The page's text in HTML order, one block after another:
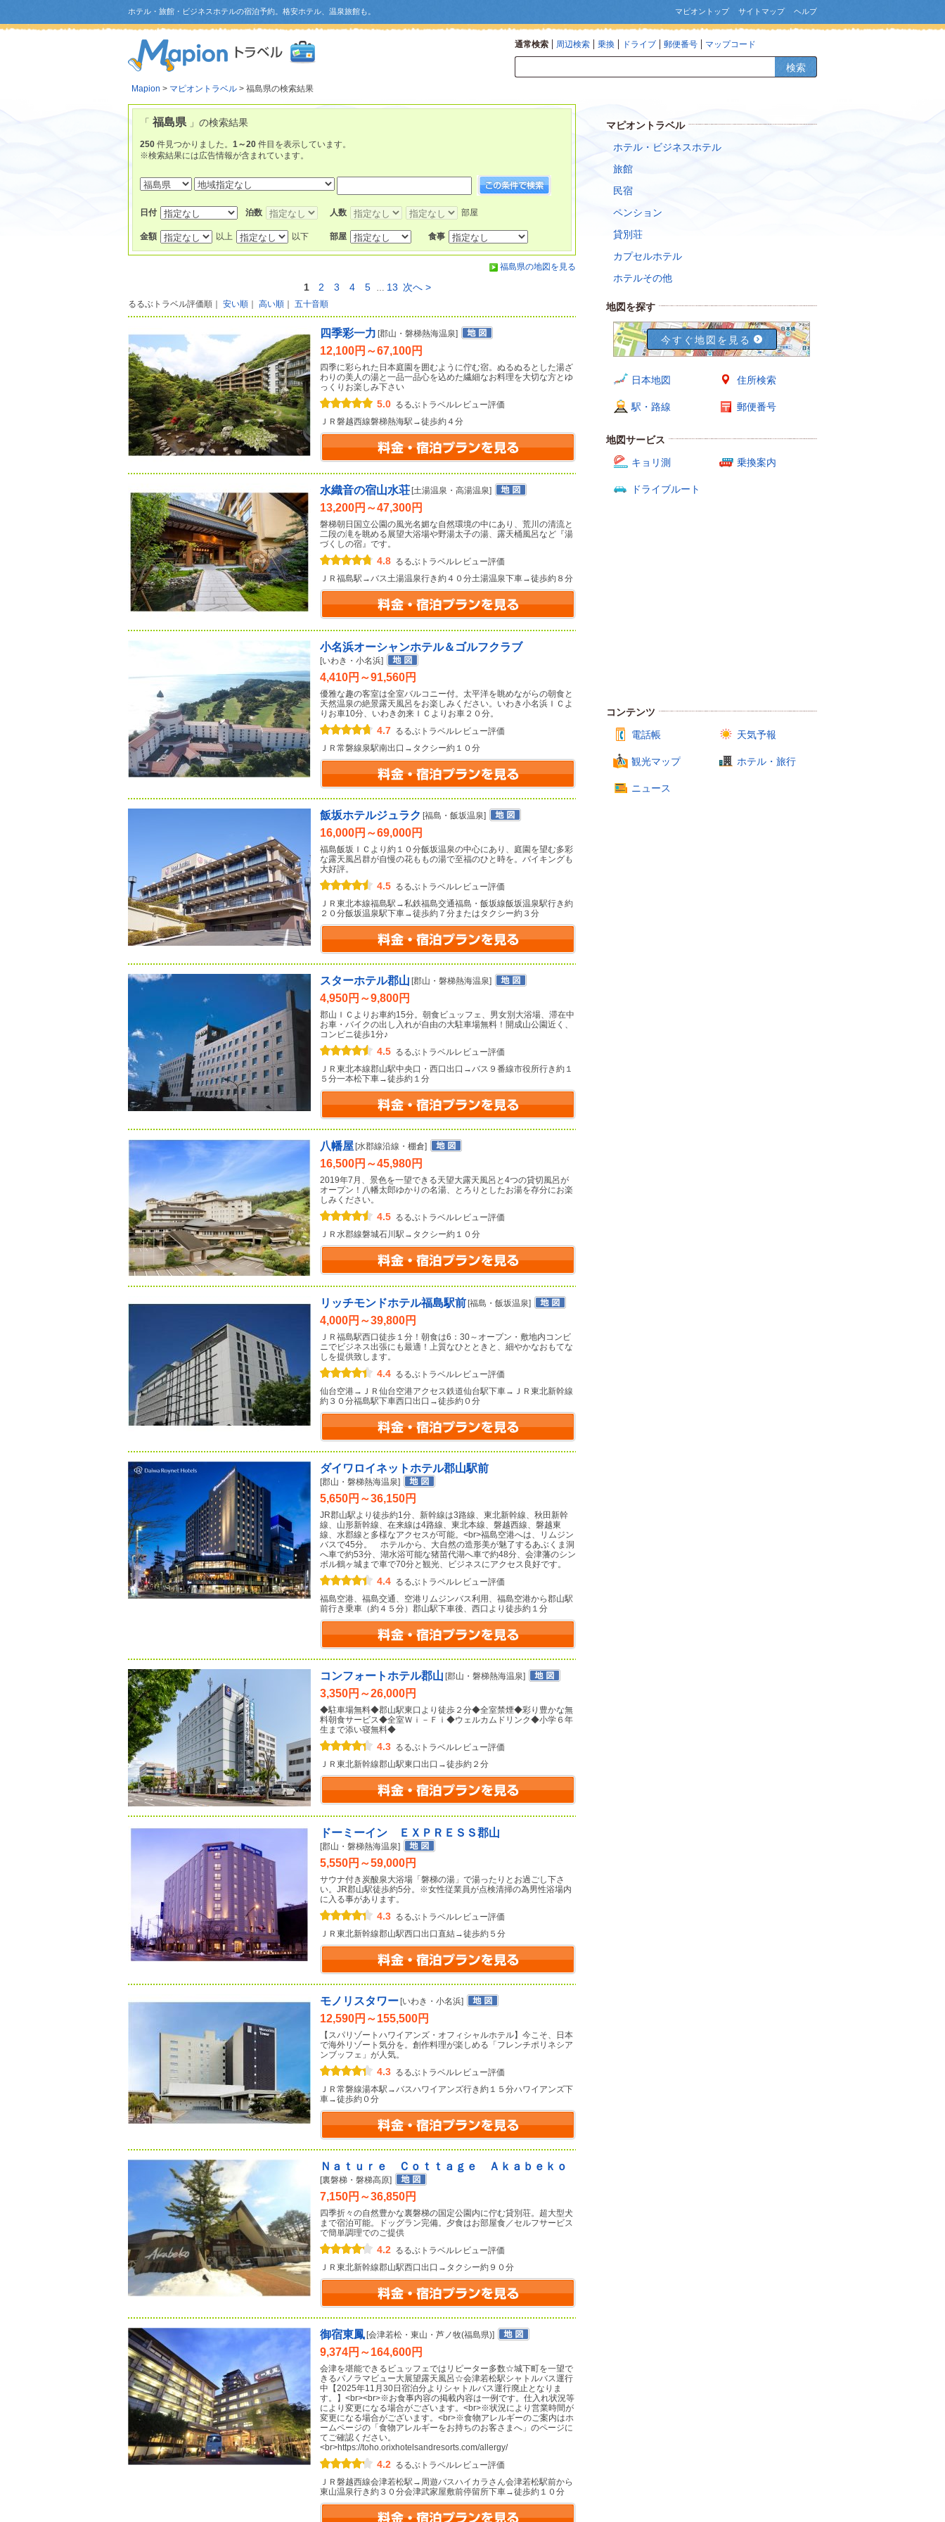
マピオントップ サイトマップ ヘルプ
ホテル・旅館・ビジネスホテルの宿泊予約。格安ホテル、温泉旅館も。
通常検索 周辺検索 乗換 ドライブ 郵便番号 マップコード
検索
Mapion > マピオントラベル > 福島県の検索結果
「 福島県 」の検索結果
250 件見つかりました。 1～20 件目を表示しています。
※検索結果には広告情報が含まれています。
日付 泊数 人数 部屋
金額 以上 以下 部屋 食事
福島県の地図を見る
1 2 3 4 5 … 13 次へ >
るるぶトラベル評価順 安い順 高い順 五十音順
四季彩一力 [郡山・磐梯熱海温泉]
12,100円～67,100円
四季に彩られた日本庭園を囲むように佇む宿。ぬるぬるとした湯ざ
わりの美人の湯と一品一品心を込めた繊細なお料理を大切な方とゆ
っくりお楽しみ下さい
5.0 るるぶトラベルレビュー評価
ＪＲ磐越西線磐梯熱海駅→徒歩約４分
水織音の宿山水荘 [土湯温泉・高湯温泉]
13,200円～47,300円
磐梯朝日国立公園の風光名媚な自然環境の中にあり、荒川の清流と
二段の滝を眺める展望大浴場や野湯太子の湯、露天桶風呂など『湯
づくしの宿』です。
4.8 るるぶトラベルレビュー評価
ＪＲ福島駅→バス土湯温泉行き約４０分土湯温泉下車→徒歩約８分
小名浜オーシャンホテル＆ゴルフクラブ
[いわき・小名浜]
4,410円～91,560円
優雅な趣の客室は全室バルコニー付。太平洋を眺めながらの朝食と
天然温泉の絶景露天風呂をお楽しみください。いわき小名浜ＩＣよ
りお車10分、いわき勿来ＩＣよりお車２０分。
4.7 るるぶトラベルレビュー評価
ＪＲ常磐線泉駅南出口→タクシー約１０分
飯坂ホテルジュラク [福島・飯坂温泉]
16,000円～69,000円
福島飯坂ＩＣより約１０分飯坂温泉の中心にあり、庭園を望む多彩
な露天風呂群が自慢の花ももの湯で至福のひと時を。バイキングも
大好評。
4.5 るるぶトラベルレビュー評価
ＪＲ東北本線福島駅→私鉄福島交通福島・飯坂線飯坂温泉駅行き約
２０分飯坂温泉駅下車→徒歩約７分またはタクシー約３分
スターホテル郡山 [郡山・磐梯熱海温泉]
4,950円～9,800円
郡山ＩＣよりお車約15分。朝食ビュッフェ、男女別大浴場、滞在中
お車・バイクの出し入れが自由の大駐車場無料！開成山公園近く、
コンビニ徒歩1分♪
4.5 るるぶトラベルレビュー評価
ＪＲ東北本線郡山駅中央口・西口出口→バス９番線市役所行き約１
５分一本松下車→徒歩約１分
八幡屋 [水郡線沿線・棚倉]
16,500円～45,980円
2019年7月、景色を一望できる天望大露天風呂と4つの貸切風呂が
オープン！八幡太郎ゆかりの名湯、とろりとしたお湯を存分にお楽
しみください。
4.5 るるぶトラベルレビュー評価
ＪＲ水郡線磐城石川駅→タクシー約１０分
リッチモンドホテル福島駅前 [福島・飯坂温泉]
4,000円～39,800円
ＪＲ福島駅西口徒歩１分！朝食は6：30～オープン・敷地内コンビ
ニでビジネス出張にも最適！上質なひとときと、細やかなおもてな
しを提供致します。
4.4 るるぶトラベルレビュー評価
仙台空港→ＪＲ仙台空港アクセス鉄道仙台駅下車→ＪＲ東北新幹線
約３０分福島駅下車西口出口→徒歩約０分
ダイワロイネットホテル郡山駅前
[郡山・磐梯熱海温泉]
5,650円～36,150円
JR郡山駅より徒歩約1分、新幹線は3路線、東北新幹線、秋田新幹
線、山形新幹線、在来線は4路線、東北本線、磐越西線、磐越東
線、水郡線と多様なアクセスが可能。<br>福島空港へは、リムジン
バスで45分。 ホテルから、大自然の造形美が魅了するあぶくま洞
へ車で約53分、湖水浴可能な猪苗代湖へ車で約48分、会津藩のシン
ボル鶴ヶ城まで車で70分と観光、ビジネスにアクセス良好です。
4.4 るるぶトラベルレビュー評価
福島空港、福島交通、空港リムジンバス利用、福島空港から郡山駅
前行き乗車（約４５分）郡山駅下車後、西口より徒歩約１分
コンフォートホテル郡山 [郡山・磐梯熱海温泉]
3,350円～26,000円
◆駐車場無料◆郡山駅東口より徒歩２分◆全室禁煙◆彩り豊かな無
料朝食サービス◆全室Ｗｉ－Ｆｉ◆ウェルカムドリンク◆小学６年
生まで添い寝無料◆
4.3 るるぶトラベルレビュー評価
ＪＲ東北新幹線郡山駅東口出口→徒歩約２分
ドーミーイン ＥＸＰＲＥＳＳ郡山
[郡山・磐梯熱海温泉]
5,550円～59,000円
サウナ付き炭酸泉大浴場「磐梯の湯」で湯ったりとお過ごし下さ
い。JR郡山駅徒歩約5分。※女性従業員が点検清掃の為男性浴場内
に入る事があります。
4.3 るるぶトラベルレビュー評価
ＪＲ東北新幹線郡山駅西口出口直結→徒歩約５分
モノリスタワー [いわき・小名浜]
12,590円～155,500円
【スパリゾートハワイアンズ・オフィシャルホテル】今こそ、日本
で海外リゾート気分を。創作料理が楽しめる「フレンチポリネシア
ンブッフェ」が人気。
4.3 るるぶトラベルレビュー評価
ＪＲ常磐線湯本駅→バスハワイアンズ行き約１５分ハワイアンズ下
車→徒歩約０分
Ｎａｔｕｒｅ Ｃｏｔｔａｇｅ Ａｋａｂｅｋｏ
[裏磐梯・磐梯高原]
7,150円～36,850円
四季折々の自然豊かな裏磐梯の国定公園内に佇む貸別荘。超大型犬
まで宿泊可能。ドッグラン完備。夕食はお部屋食／セルフサービス
で簡単調理でのご提供
4.2 るるぶトラベルレビュー評価
ＪＲ東北新幹線郡山駅西口出口→タクシー約９０分
御宿東鳳 [会津若松・東山・芦ノ牧(福島県)]
9,374円～164,600円
会津を堪能できるビュッフェではリピーター多数☆城下町を一望で
きるパノラマビュー大展望露天風呂☆会津若松駅シャトルバス運行
中【2025年11月30日宿泊分よりシャトルバス運行廃止となりま
す。】<br><br>※お食事内容の掲載内容は一例です。仕入れ状況等
により変更になる場合がございます。<br>※状況により営業時間が
変更になる場合がございます。<br>※食物アレルギーのご案内はホ
ームページの「食物アレルギーをお持ちのお客さまへ」のページに
てご確認ください。
<br>https://toho.orixhotelsandresorts.com/allergy/
4.2 るるぶトラベルレビュー評価
ＪＲ磐越西線会津若松駅→周遊バスハイカラさん会津若松駅前から
東山温泉行き約３０分会津武家屋敷前停留所下車→徒歩約１０分
マピオントラベル
ホテル・ビジネスホテル
旅館
民宿
ペンション
貸別荘
カプセルホテル
ホテルその他
地図を探す
今すぐ地図を見る
日本地図 住所検索
駅・路線 郵便番号
地図サービス
キョリ測
乗換案内
ドライブルート
コンテンツ
電話帳
天気予報
観光マップ ホテル・旅行
ニュース